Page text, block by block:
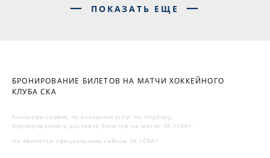
ПОКАЗАТЬ ЕЩЕ
БРОНИРОВАНИЕ БИЛЕТОВ НА МАТЧИ ХОККЕЙНОГО
КЛУБА СКА
Консьерж-сервис по оказанию услуг по подбору,
бронированию и доставке билетов на матчи ХК «СКА».
Не является официальным сайтом ХК «СКА»